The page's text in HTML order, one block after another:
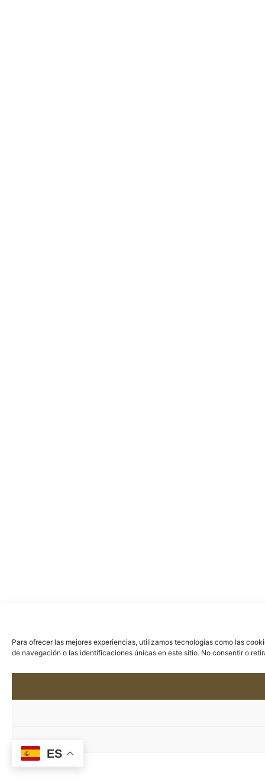
Para ofrecer las mejores experiencias, utilizamos tecnologías como las
de navegación o las identificaciones únicas en este sitio. No consentir o
ES